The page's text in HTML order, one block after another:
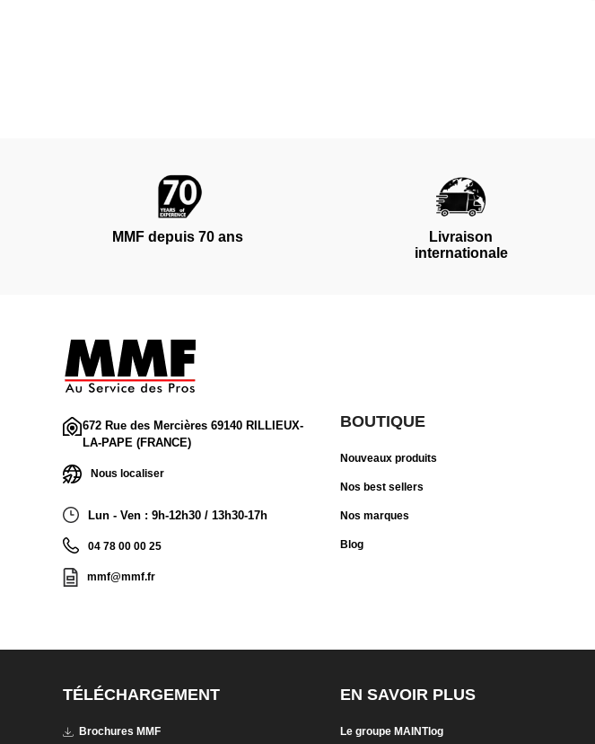
MMF depuis 70 ans
Livraison
internationale
672 Rue des Mercières 69140 RILLIEUX-
LA-PAPE (FRANCE)
Nous localiser
Lun - Ven : 9h-12h30 / 13h30-17h
04 78 00 00 25
mmf@mmf.fr
BOUTIQUE
Nouveaux produits
Nos best sellers
Nos marques
Blog
TÉLÉCHARGEMENT
Brochures MMF
EN SAVOIR PLUS
Le groupe MAINTlog